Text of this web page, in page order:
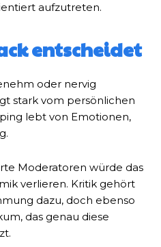
aufzutreten.
entscheidet
oder nervig
stark vom persönlichen
lebt von Emotionen,
Moderatoren würde das
verlieren. Kritik gehört
dazu, doch ebenso
das genau diese